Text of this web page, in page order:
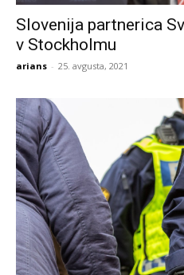
Slovenija partnerica
v Stockholmu
arians - 25. avgusta, 2021